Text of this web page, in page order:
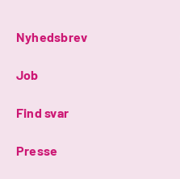
Nyhedsbrev
Job
Find svar
Presse